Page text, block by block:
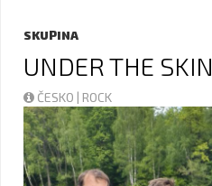
SKUPINA
UNDER THE SKIN
ČESKO | ROCK